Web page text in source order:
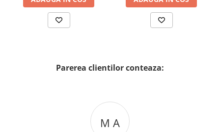
Parerea clientilor conteaza:
M A